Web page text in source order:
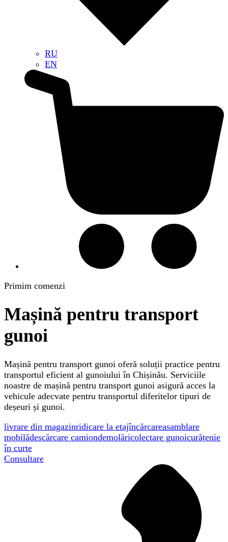
RU
EN
Primim comenzi
Mașină pentru transport
gunoi
Mașină pentru transport gunoi oferă soluții practice pentru
transportul eficient al gunoiului în Chișinău. Serviciile
noastre de mașină pentru transport gunoi asigură acces la
vehicule adecvate pentru transportul diferitelor tipuri de
deșeuri și gunoi.
livrare din magazinridicare la etajîncărcareasamblare
mobilădescărcare camiondemolăricolectare gunoicurățenie
în curte
Consultare